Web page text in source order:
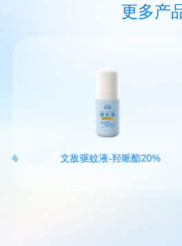
更多产
文敌驱蚊液-羟哌酯20%